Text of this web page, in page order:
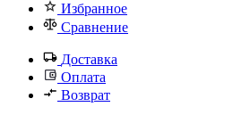
Избранное
Сравнение
Доставка
Оплата
Возврат